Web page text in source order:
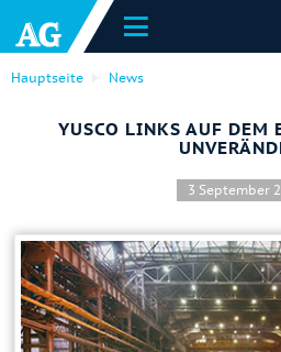
Hauptseite News
YUSCO LINKS AUF DEM
3 September